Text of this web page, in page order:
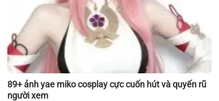
89+ ảnh yae miko cosplay cực cuốn hút và quyến rũ
người xem